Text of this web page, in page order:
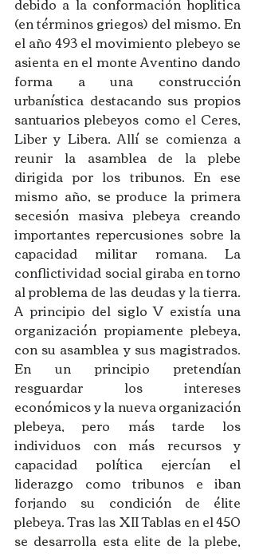
(en términos griegos) del mismo. En
el año 493 el movimiento plebeyo se
asienta en el monte Aventino dando
forma a una construcción
urbanística destacando sus propios
santuarios plebeyos como el Ceres,
Liber y Libera. Allí se comienza a
reunir la asamblea de la plebe
dirigida por los tribunos. En ese
mismo año, se produce la primera
secesión masiva plebeya creando
importantes repercusiones sobre la
capacidad militar romana. La
conflictividad social giraba en torno
al problema de las deudas y la tierra.
A principio del siglo V existía una
organización propiamente plebeya,
con su asamblea y sus magistrados.
En un principio pretendían
resguardar los intereses
económicos y la nueva organización
plebeya, pero más tarde los
individuos con más recursos y
capacidad política ejercían el
liderazgo como tribunos e iban
forjando su condición de élite
plebeya. Tras las XII Tablas en el 450
se desarrolla esta elite de la plebe,